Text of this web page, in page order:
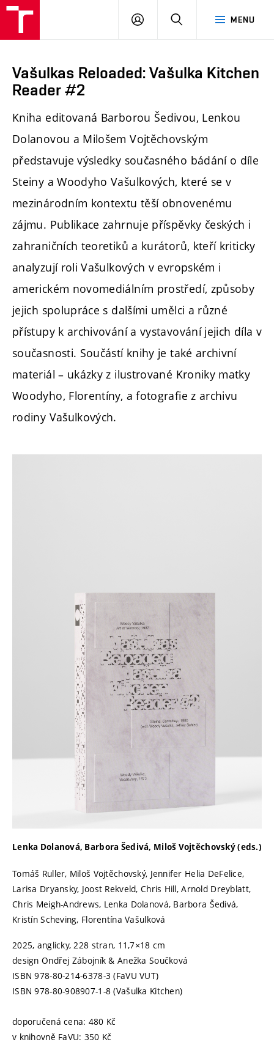
MENU
PŘIHLÁSIT
Vašulkas Reloaded: Vašulka Kitchen
Reader #2
Kniha editovaná Barborou Šedivou, Lenkou
Dolanovou a Milošem Vojtěchovským
představuje výsledky současného bádání o díle
Steiny a Woodyho Vašulkových, které se v
mezinárodním kontextu těší obnovenému
zájmu. Publikace zahrnuje příspěvky českých i
zahraničních teoretiků a kurátorů, kteří kriticky
analyzují roli Vašulkových v evropském i
americkém novomediálním prostředí, způsoby
jejich spolupráce s dalšími umělci a různé
přístupy k archivování a vystavování jejich díla v
současnosti. Součástí knihy je také archivní
materiál – ukázky z ilustrované Kroniky matky
Woodyho, Florentíny, a fotografie z archivu
rodiny Vašulkových.
Lenka Dolanová, Barbora Šedivá, Miloš Vojtěchovský (eds.)
Tomáš Ruller, Miloš Vojtěchovský, Jennifer Helia DeFelice,
Larisa Dryansky, Joost Rekveld, Chris Hill, Arnold Dreyblatt,
Chris Meigh-Andrews, Lenka Dolanová, Barbora Šedivá,
Kristín Scheving, Florentína Vašulková
2025, anglicky, 228 stran, 11,7×18 cm
design Ondřej Zábojník & Anežka Součková
ISBN 978-80-214-6378-3 (FaVU VUT)
ISBN 978-80-908907-1-8 (Vašulka Kitchen)
doporučená cena: 480 Kč
v knihovně FaVU: 350 Kč